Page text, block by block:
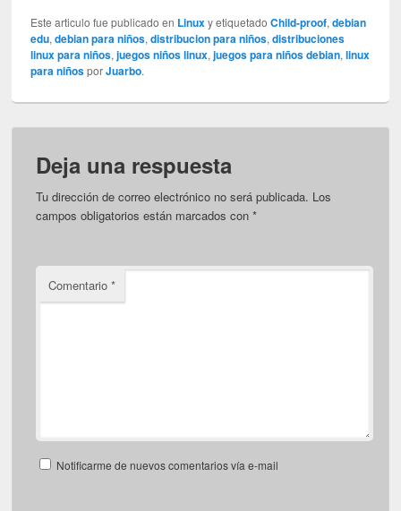
Este articulo fue publicado en Linuxy etiquetadoChild-proof,debian
edu,debian para niños,distribucion para niños,distribuciones
linux para niños,juegos niños linux,juegos para niños debian,linux
para niñosporJuarbo.
Deja una respuesta
Tu dirección de correo electrónico no será publicada. Los
campos obligatorios están marcados con*
Comentario*
Notificarme de nuevos comentarios vía e-mail